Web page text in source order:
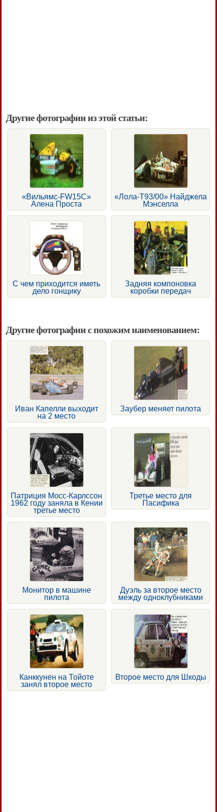
Другие фотографии из этой статьи:
«Вильямс-FW15С»
Алена Проста
«Лола-Т93/00» Найджела
Мэнселла
С чем приходится иметь
дело гонщику
Задняя компоновка
коробки передач
Другие фотографии с похожим наименованием:
Иван Капелли выходит
на 2 место
Заубер меняет пилота
Патриция Мосс-Карлссон
1962 году заняла в Кении
третье место
Третье место для
Пасифика
Монитор в машине
пилота
Дуэль за второе место
между одноклубниками
Канккунен на Тойоте
занял второе место
Второе место для Шкоды